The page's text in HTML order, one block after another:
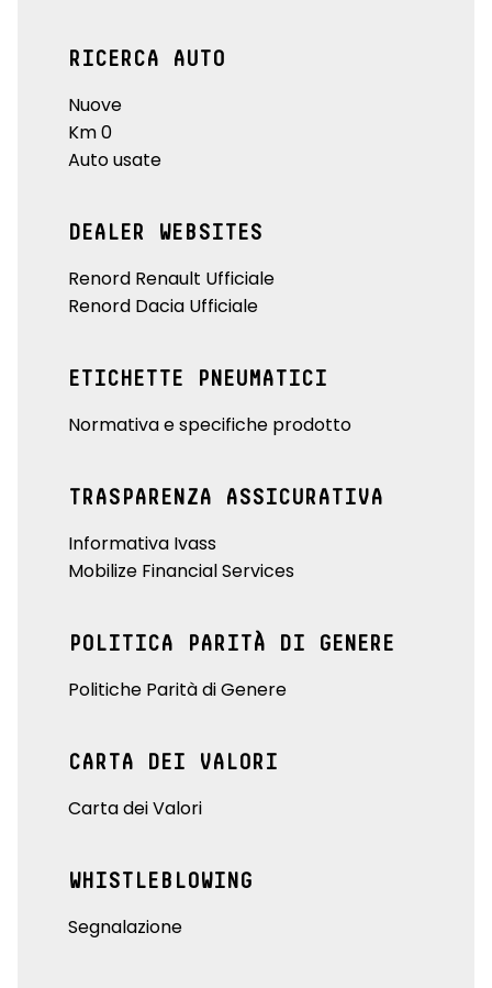
RICERCA AUTO
Nuove
Km 0
Auto usate
DEALER WEBSITES
Renord Renault Ufficiale
Renord Dacia Ufficiale
ETICHETTE PNEUMATICI
Normativa e specifiche prodotto
TRASPARENZA ASSICURATIVA
Informativa Ivass
Mobilize Financial Services
POLITICA PARITÀ DI GENERE
Politiche Parità di Genere
CARTA DEI VALORI
Carta dei Valori
WHISTLEBLOWING
Segnalazione